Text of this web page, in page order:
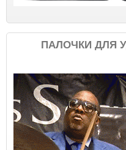
ПАЛОЧКИ ДЛЯ